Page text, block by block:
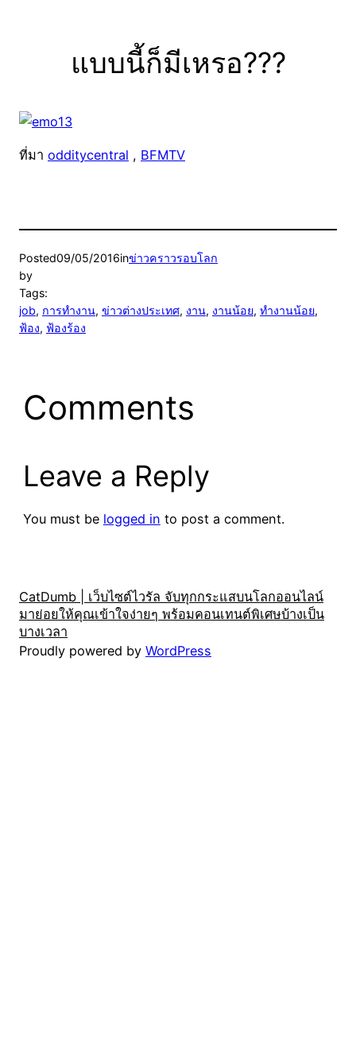
แบบนี้ก็มีเหรอ???
ที่มา odditycentral , BFMTV
Posted09/05/2016inข่าวคราวรอบโลก
by
Tags:
job, การทำงาน, ข่าวต่างประเทศ, งาน, งานน้อย, ทำงานน้อย
ฟ้อง, ฟ้องร้อง
Comments
Leave a Reply
You must be logged in to post a comment.
CatDumb | เว็บไซต์ไวรัล จับทุกกระแสบนโลกออนไลน์
มาย่อยให้คุณเข้าใจง่ายๆ พร้อมคอนเทนต์พิเศษบ้างเป็น
บางเวลา
Proudly powered by WordPress